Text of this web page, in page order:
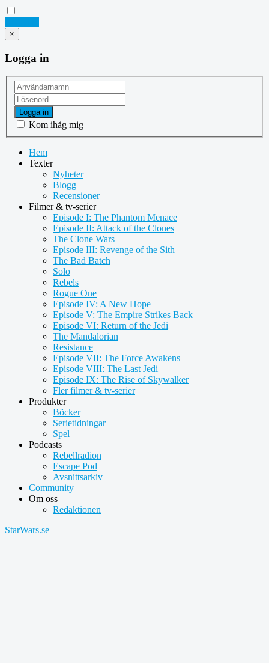
×
Logga in
Logga in
Kom ihåg mig
Hem
Texter
Nyheter
Blogg
Recensioner
Filmer & tv-serier
Episode I: The Phantom Menace
Episode II: Attack of the Clones
The Clone Wars
Episode III: Revenge of the Sith
The Bad Batch
Solo
Rebels
Rogue One
Episode IV: A New Hope
Episode V: The Empire Strikes Back
Episode VI: Return of the Jedi
The Mandalorian
Resistance
Episode VII: The Force Awakens
Episode VIII: The Last Jedi
Episode IX: The Rise of Skywalker
Fler filmer & tv-serier
Produkter
Böcker
Serietidningar
Spel
Podcasts
Rebellradion
Escape Pod
Avsnittsarkiv
Community
Om oss
Redaktionen
StarWars.se